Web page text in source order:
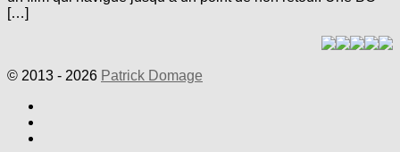
[…]
© 2013 - 2026 Patrick Domage